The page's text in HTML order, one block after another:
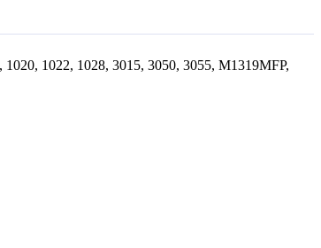
1020, 1022, 1028, 3015, 3050, 3055, M1319MFP,